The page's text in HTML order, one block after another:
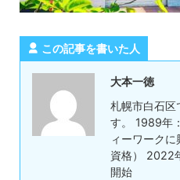
この記事を書いた人
大本一徳
札幌市白石区
す。 1989年
ィーワーク
資格） 2022
開始